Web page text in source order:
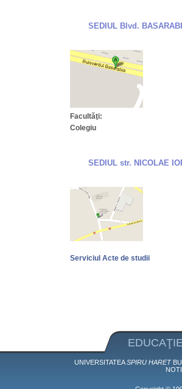
SEDIUL Blvd.
Facultăţi:
Colegiu
SEDIUL str. NICOLAE
Serviciul Acte de studii
UNIVERSITATEASPIRU HARET